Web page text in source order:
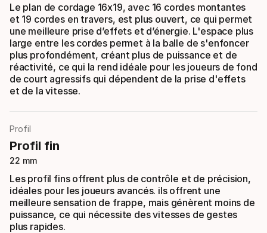
Le plan de cordage 16x19, avec 16 cordes montantes
et 19 cordes en travers, est plus ouvert, ce qui permet
une meilleure prise d’effets et d’énergie. L'espace plus
large entre les cordes permet à la balle de s'enfoncer
plus profondément, créant plus de puissance et de
réactivité, ce qui la rend idéale pour les joueurs de fond
de court agressifs qui dépendent de la prise d'effets
et de la vitesse.
Profil
Profil fin
22 mm
Les profil fins offrent plus de contrôle et de précision,
idéales pour les joueurs avancés. ils offrent une
meilleure sensation de frappe, mais génèrent moins de
puissance, ce qui nécessite des vitesses de gestes
plus rapides.